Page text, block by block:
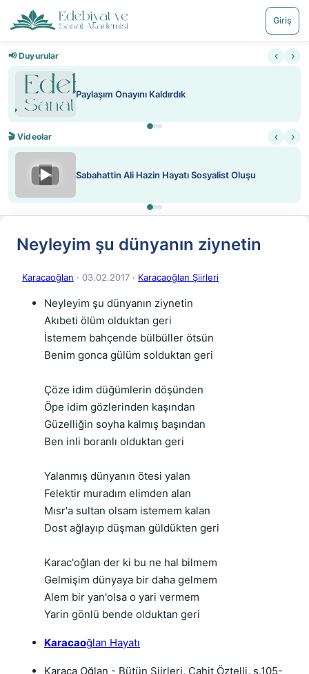
Giriş
📢 Duyurular ‹ ›
Paylaşım Onayını Kaldırdık
🎬 Videolar ‹ ›
▶ Sabahattin Ali Hazin Hayatı Sosyalist Oluşu
Neyleyim şu dünyanın ziynetin
Karacaoğlan · 03.02.2017 · Karacaoğlan Şiirleri
Neyleyim şu dünyanın ziynetin
Akıbeti ölüm olduktan geri
İstemem bahçende bülbüller ötsün
Benim gonca gülüm solduktan geri
Çöze idim düğümlerin döşünden
Öpe idim gözlerinden kaşından
Güzelliğin soyha kalmış başından
Ben inli boranlı olduktan geri
Yalanmış dünyanın ötesi yalan
Felektir muradım elimden alan
Mısr'a sultan olsam istemem kalan
Dost ağlayıp düşman güldükten geri
Karac'oğlan der ki bu ne hal bilmem
Gelmişim dünyaya bir daha gelmem
Alem bir yan'olsa o yari vermem
Yarin gönlü bende olduktan geri
Karacaoğlan Hayatı
Karaca Oğlan - Bütün Şiirleri, Cahit Öztelli, s.105-